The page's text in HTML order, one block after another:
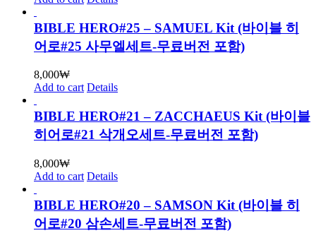
BIBLE HERO#25 – SAMUEL Kit (바이블 히
어로#25 사무엘세트-무료버전 포함)
8,000₩
Add to cart Details
BIBLE HERO#21 – ZACCHAEUS Kit (바이블
히어로#21 삭개오세트-무료버전 포함)
8,000₩
Add to cart Details
BIBLE HERO#20 – SAMSON Kit (바이블 히
어로#20 삼손세트-무료버전 포함)